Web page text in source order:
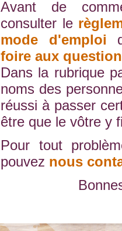
Avant de
consulter le
mode d'emploi
foire aux
Dans la rubrique
noms des
réussi à passer
être que le vôtre y
Pour tout
pouvez nous